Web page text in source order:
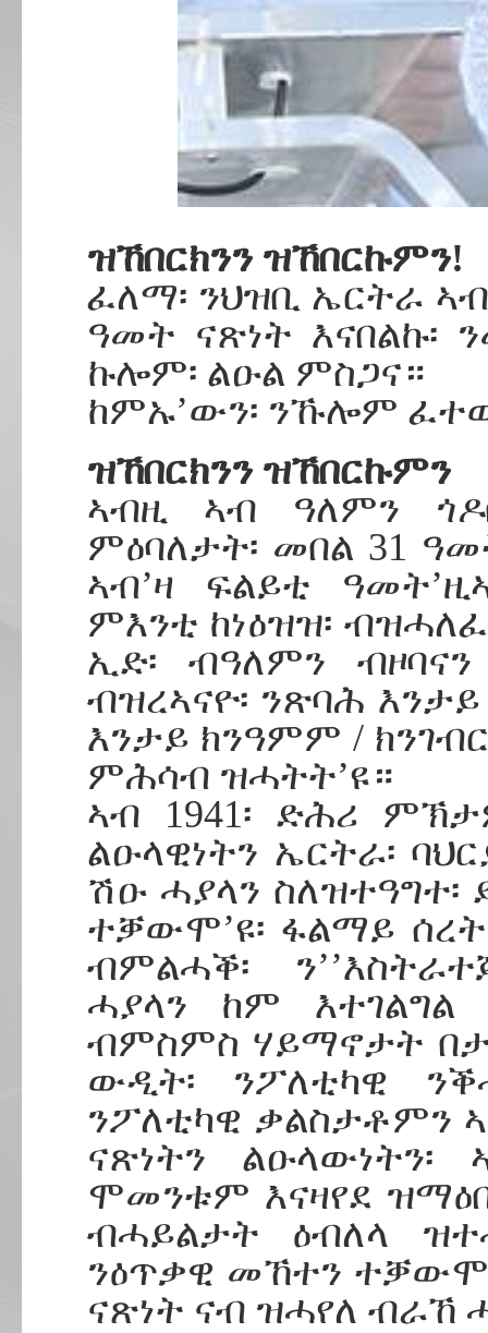
ዝኸበርክንን ዝኸበርኩምን!
ፈለማ፡ ንህዝቢ ኤርትራ
ዓመት ናጽነት እናበልኩ፡
ኩሎም፡ ልዑል ምስጋና።
ከምኡ’ውን፡ ንኹሎም
ዝኸበርክንን ዝኸበርኩምን
ኣብዚ ኣብ ዓለምን
ምዕባለታት፡ መበል 31
ኣብ’ዛ ፍልይቲ
ምእንቲ ከነዕዝዝ፡
ኢድ፡ ብዓለምን
ብዝረኣናዮ፡ ንጽባሕ እንታይ
እንታይ ክንዓምም /
ምሕሳብ ዝሓትት’ዩ።
ኣብ 1941፡ ድሕሪ
ልዑላዊነትን ኤርትራ፡
ሽዑ ሓያላን ስለዝተዓግተ፡
ተቓውሞ’ዩ፡ ፋልማይ
ብምልሓቕ፡
ሓያላን ከም እተገልግል
ብምስምስ ሃይማኖታት
ውዲት፡ ንፖለቲካዊ
ንፖለቲካዊ ቃልስታቶምን
ናጽነትን ልዑላውነትን፡
ሞመንቱም እናዛየደ
ብሓይልታት ዕብለላ
ንዕጥቃዊ መኸተን
ናጽነት ናብ ዝሓየለ ብራኸ